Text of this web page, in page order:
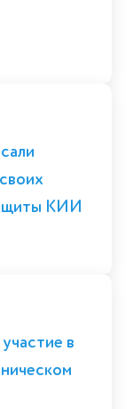
КИИ
в